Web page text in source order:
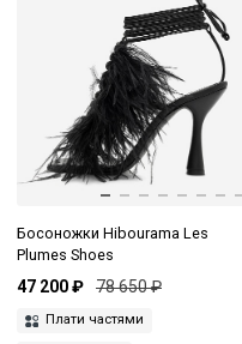
Босоножки Hibourama Les
Plumes Shoes
47 200 ₽ 78 650 ₽
Плати частями